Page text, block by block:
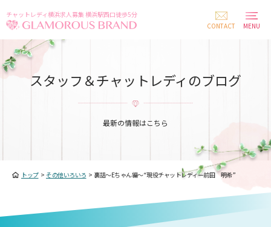
チャットレディ横浜求人募集 横浜駅西口徒歩5分
CONTACT
MENU
スタッフ＆チャットレディのブログ
最新の情報はこちら
トップ> その他いろいろ > 裏話～Eちゃん編～“現役チャットレディー前田 明希”